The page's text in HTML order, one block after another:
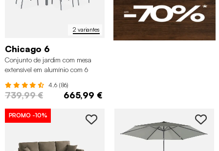
2 variantes
Chicago 6
Conjunto de jardim com mesa
extensível em alumínio com 6
4.6 (86)
739,99 € 665,99 €
PROMO -10%